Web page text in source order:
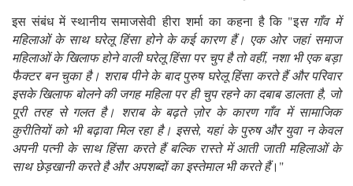
इस संबंध में स्थानीय समाजसेवी हीरा शर्मा का कहना है कि "इस गाँव में
महिलाओं के साथ घरेलू हिंसा होने के कई कारण हैं। एक ओर जहां समाज
महिलाओं के खिलाफ होने वाली घरेलू हिंसा पर चुप है तो वहीं, नशा भी एक बड़ा
फैक्टर बन चुका है। शराब पीने के बाद पुरुष घरेलू हिंसा करते हैं और परिवार
इसके खिलाफ बोलने की जगह महिला पर ही चुप रहने का दबाब डालता है, जो
पूरी तरह से गलत है। शराब के बढ़ते ज़ोर के कारण गाँव में सामाजिक
कुरीतियों को भी बढ़ावा मिल रहा है। इससे, यहां के पुरुष और युवा न केवल
अपनी पत्नी के साथ हिंसा करते हैं बल्कि रास्ते में आती जाती महिलाओं के
साथ छेड़खानी करते है और अपशब्दों का इस्तेमाल भी करते हैं।"